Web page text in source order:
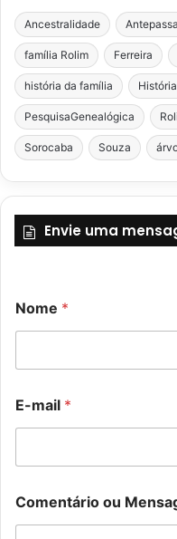
Ancestralidade
família Rolim Ferreira
história da família
PesquisaGenealógica
Sorocaba Souza
Envie uma
Nome *
u
N
M
e
n
o
m
*
E-mail *
Comentário ou